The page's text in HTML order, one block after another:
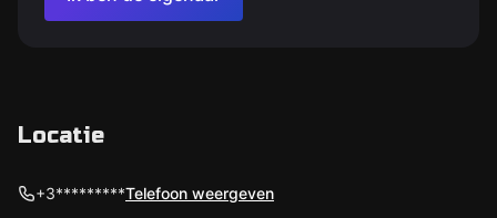
Locatie
+3*********Telefoon weergeven